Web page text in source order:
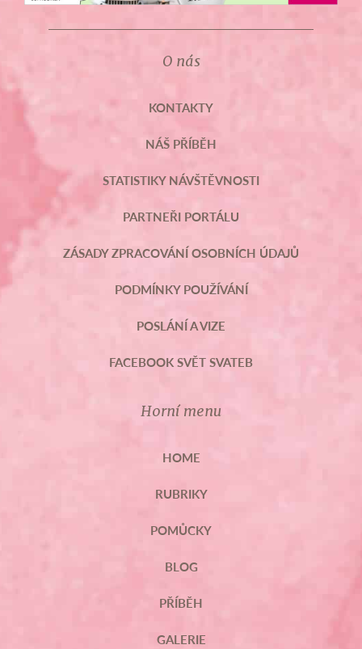
O nás
KONTAKTY
NÁŠ PŘÍBĚH
STATISTIKY NÁVŠTĚVNOSTI
PARTNEŘI PORTÁLU
ZÁSADY ZPRACOVÁNÍ OSOBNÍCH ÚDAJŮ
PODMÍNKY POUŽÍVÁNÍ
POSLÁNÍ A VIZE
FACEBOOK SVĚT SVATEB
Horní menu
HOME
RUBRIKY
POMŮCKY
BLOG
PŘÍBĚH
GALERIE